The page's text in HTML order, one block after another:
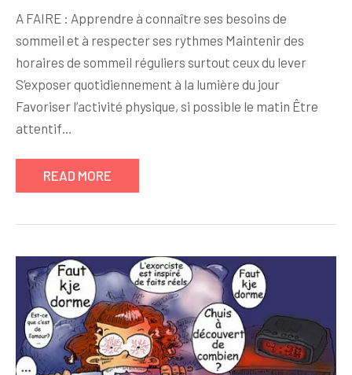
A FAIRE : Apprendre à connaître ses besoins de
sommeil et à respecter ses rythmes Maintenir des
horaires de sommeil réguliers surtout ceux du lever
S’exposer quotidiennement à la lumière du jour
Favoriser l’activité physique, si possible le matin Être
attentif…
READ MORE